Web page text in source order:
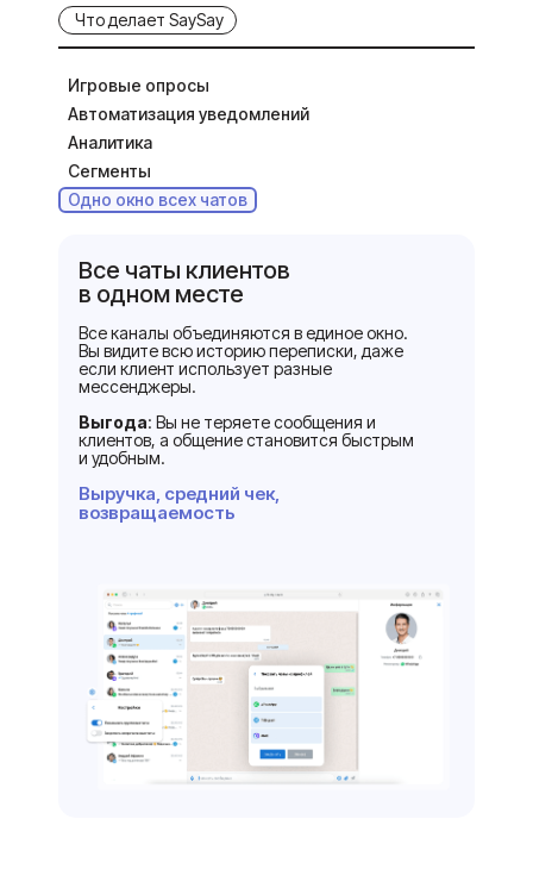
Игровые опросы
Автоматизация уведомлений
Аналитика
Сегменты
Одно окно всех чатов
Что делает SaySay
Выручка, средний чек,
возвращаемость
Все каналы объединяются в единое окно.
Вы видите всю историю переписки, даже
если клиент использует разные
мессенджеры.
Выгода: Вы не теряете сообщения и
клиентов, а общение становится быстрым
и удобным.
Все чаты клиентов
в одном месте